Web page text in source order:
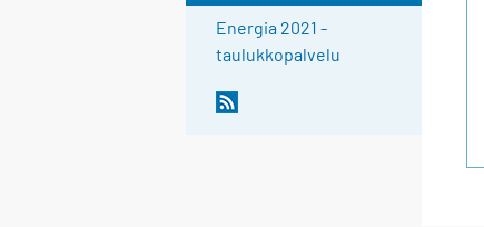
Energia 2021 -
taulukkopalvelu